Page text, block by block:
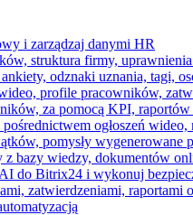
i zarządzaj danymi HR
struktura firmy,
odznaki uznania, tagi,
profile pracowników,
za pomocą KPI, raportów
ogłoszeń
pomysły wygenerowane
bazy wiedzy, dokumentów
do Bitrix24 i wykonuj
zatwierdzeniami,